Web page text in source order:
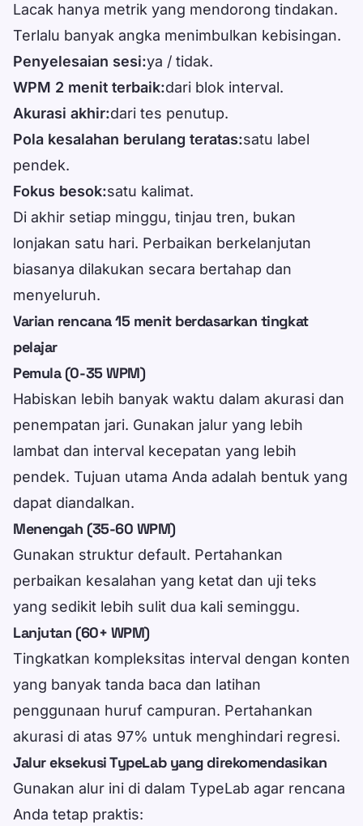
Lacak hanya metrik yang mendorong tindakan.
Terlalu banyak angka menimbulkan kebisingan.
Penyelesaian sesi:ya / tidak.
WPM 2 menit terbaik:dari blok interval.
Akurasi akhir:dari tes penutup.
Pola kesalahan berulang teratas:satu label
pendek.
Fokus besok:satu kalimat.
Di akhir setiap minggu, tinjau tren, bukan
lonjakan satu hari. Perbaikan berkelanjutan
biasanya dilakukan secara bertahap dan
menyeluruh.
Varian rencana 15 menit berdasarkan tingkat
pelajar
Pemula (0-35 WPM)
Habiskan lebih banyak waktu dalam akurasi dan
penempatan jari. Gunakan jalur yang lebih
lambat dan interval kecepatan yang lebih
pendek. Tujuan utama Anda adalah bentuk yang
dapat diandalkan.
Menengah (35-60 WPM)
Gunakan struktur default. Pertahankan
perbaikan kesalahan yang ketat dan uji teks
yang sedikit lebih sulit dua kali seminggu.
Lanjutan (60+ WPM)
Tingkatkan kompleksitas interval dengan konten
yang banyak tanda baca dan latihan
penggunaan huruf campuran. Pertahankan
akurasi di atas 97% untuk menghindari regresi.
Jalur eksekusi TypeLab yang direkomendasikan
Gunakan alur ini di dalam TypeLab agar rencana
Anda tetap praktis: